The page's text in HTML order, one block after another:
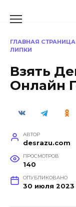
ГЛАВНАЯ СТРАНИЦА
ЛИПКИ
Взять
Онлайн
АВТОР
desrazu.com
ПРОСМОТРОВ
140
ОПУБЛИКОВАНО
30 июля 2023